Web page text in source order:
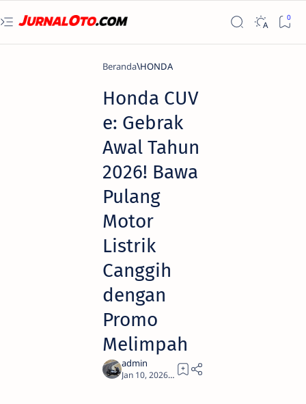
Beranda HONDA
Honda CUV
e: Gebrak
Awal Tahun
2026! Bawa
Pulang
Motor
Listrik
Canggih
dengan
Promo
Melimpah
1